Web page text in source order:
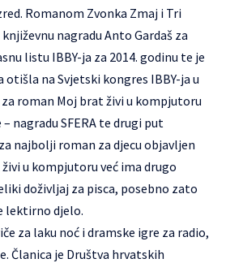
Romanom Zvonka Zmaj i Tri
nagradu Anto Gardaš za
listu IBBY-ja za 2014. godinu te je
na Svjetski kongres IBBY-ja u
za roman Moj brat živi u kompjutoru
nagradu SFERA te drugi put
najbolji roman za djecu objavljen
u kompjutoru već ima drugo
doživljaj za pisca, posebno zato
lektirno djelo.
za laku noć i dramske igre za radio,
Članica je Društva hrvatskih